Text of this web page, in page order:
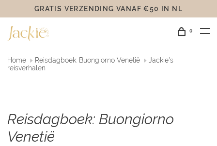
GRATIS VERZENDING VANAF €50 IN NL
0
Home Reisdagboek: Buongiorno Venetië
Jackie's
reisverhalen
Reisdagboek: Buongiorno
Venetië